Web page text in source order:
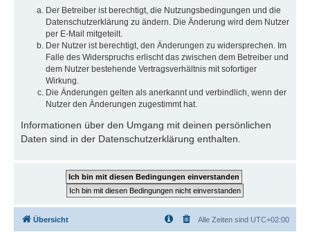
Der Betreiber ist berechtigt, die Nutzungsbedingungen und die
Datenschutzerklärung zu ändern. Die Änderung wird dem Nutzer
per E-Mail mitgeteilt.
Der Nutzer ist berechtigt, den Änderungen zu widersprechen. Im
Falle des Widerspruchs erlischt das zwischen dem Betreiber und
dem Nutzer bestehende Vertragsverhältnis mit sofortiger
Wirkung.
Die Änderungen gelten als anerkannt und verbindlich, wenn der
Nutzer den Änderungen zugestimmt hat.
Informationen über den Umgang mit deinen persönlichen
Daten sind in der Datenschutzerklärung enthalten.
Übersicht Alle Zeiten sind UTC+02:00